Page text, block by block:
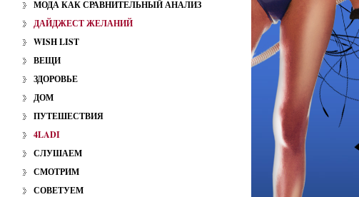
МОДА КАК СРАВНИТЕЛЬНЫЙ АНАЛИЗ
ДАЙДЖЕСТ ЖЕЛАНИЙ
WISH LIST
ВЕЩИ
ЗДОРОВЬЕ
ДОМ
ПУТЕШЕСТВИЯ
4LADI
СЛУШАЕМ
СМОТРИМ
СОВЕТУЕМ